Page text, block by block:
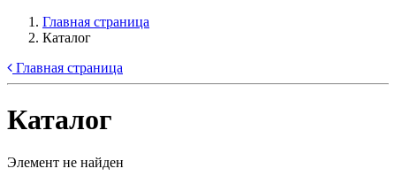
Главная страница
Каталог
Главная страница
Каталог
Элемент не найден